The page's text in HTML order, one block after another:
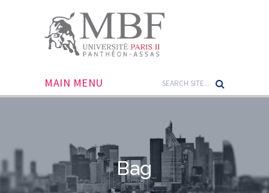
MAIN MENU
Bag